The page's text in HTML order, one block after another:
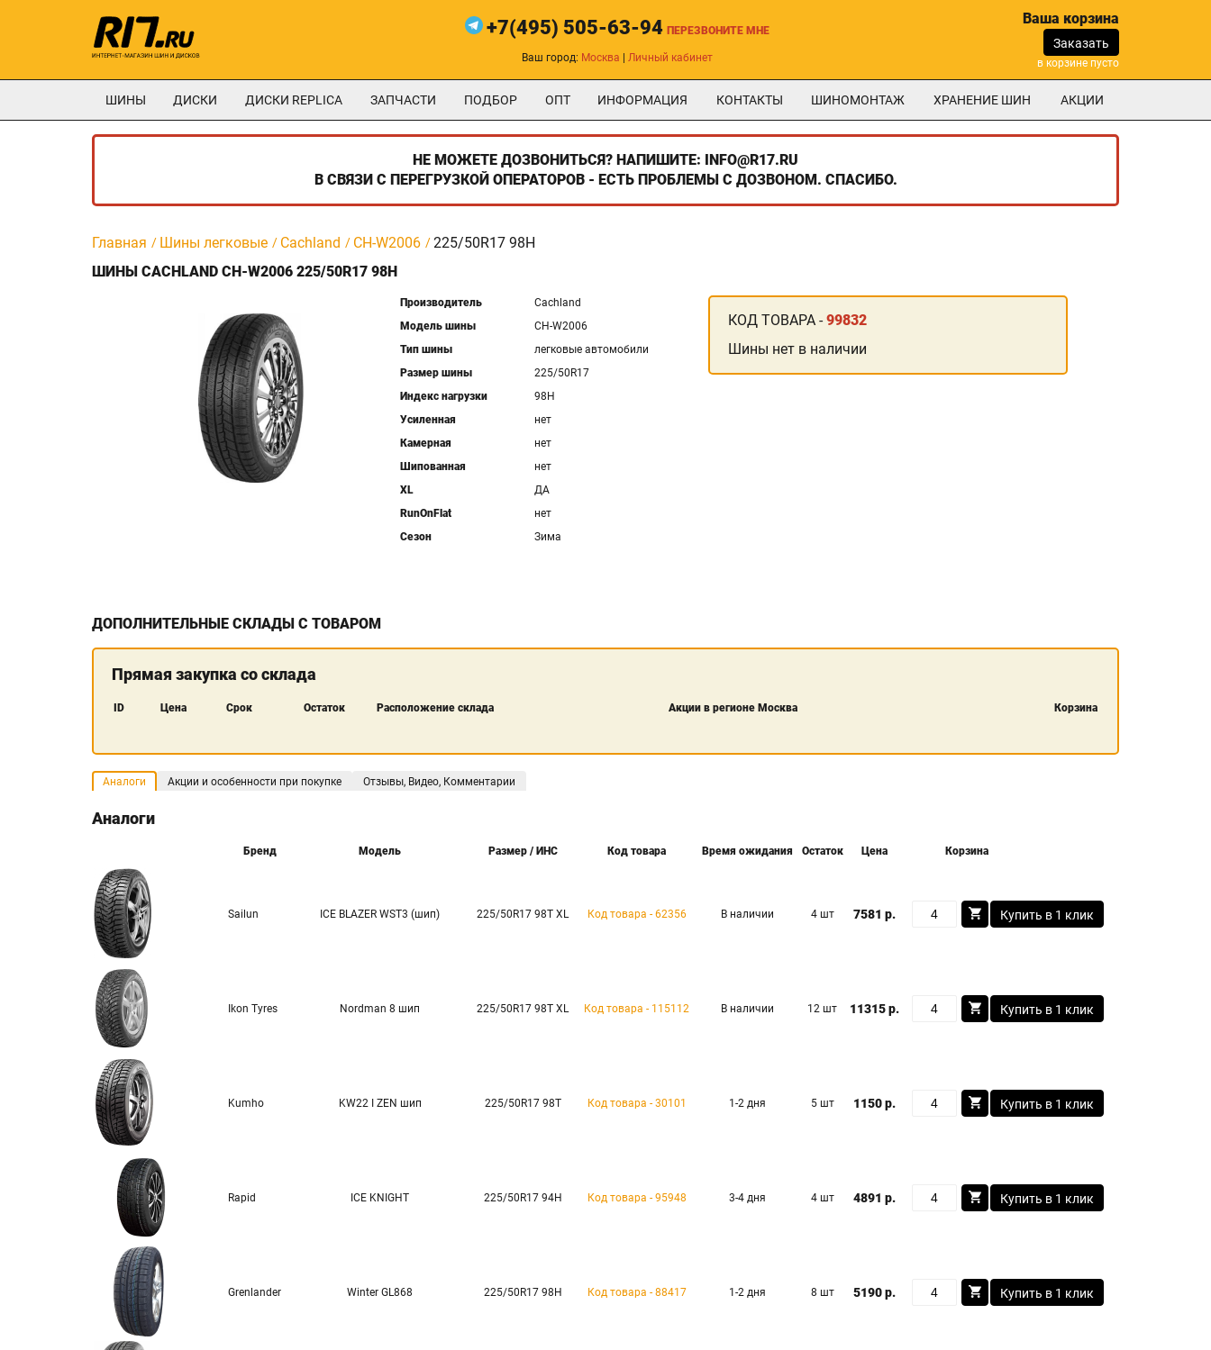
+7(495) 505-63-94 ПЕРЕЗВОНИТЕ МНЕ
Ваш город: Москва Личный кабинет
Ваша корзина
Заказать
в корзине пусто
ШИНЫ ДИСКИ ДИСКИ REPLICA ЗАПЧАСТИ ПОДБОР ОПТ ИНФОРМАЦИЯ КОНТАКТЫ ШИНОМОНТАЖ ХРАНЕНИЕ ШИН АКЦИИ
НЕ МОЖЕТЕ ДОЗВОНИТЬСЯ? НАПИШИТЕ: INFO@R17.RU
В СВЯЗИ С ПЕРЕГРУЗКОЙ ОПЕРАТОРОВ - ЕСТЬ ПРОБЛЕМЫ С ДОЗВОНОМ. СПАСИБО.
Главная Шины легковые Cachland CH-W2006
225/50R17 98H
ШИНЫ CACHLAND CH-W2006 225/50R17 98H
Производитель
Cachland
Модель шины
CH-W2006
Тип шины
легковые автомобили
Размер шины
225/50R17
Индекс нагрузки
98H
Усиленная
нет
Камерная
нет
Шипованная
нет
XL
ДА
RunOnFlat
нет
Сезон
Зима
КОД ТОВАРА -99832
Шины нет в наличии
ДОПОЛНИТЕЛЬНЫЕ СКЛАДЫ С ТОВАРОМ
Прямая закупка со склада
ID Цена Срок Остаток Расположение склада Акции в регионе Москва Корзина
Аналоги Акции и особенности при покупке Отзывы, Видео, Комментарии
Аналоги
Бренд Модель Размер / ИНС Код товара Время ожидания Остаток Цена Корзина
Sailun ICE BLAZER WST3 (шип) 225/50R17 98T XL Код товара - 62356 В наличии 4 шт 7581 р. Купить в 1 клик
Ikon Tyres Nordman 8 шип 225/50R17 98T XL Код товара - 115112 В наличии 12 шт 11315 р. Купить в 1 клик
Kumho KW22 I ZEN шип 225/50R17 98T Код товара - 30101 1-2 дня 5 шт 1150 р. Купить в 1 клик
Rapid ICE KNIGHT 225/50R17 94H Код товара - 95948 3-4 дня 4 шт 4891 р. Купить в 1 клик
Grenlander Winter GL868 225/50R17 98H Код товара - 88417 1-2 дня 8 шт 5190 р. Купить в 1 клик